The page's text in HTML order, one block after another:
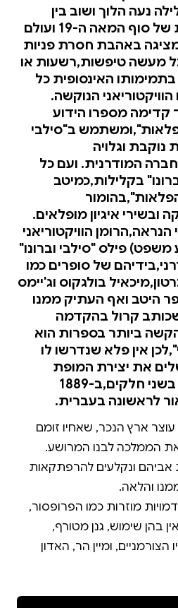
נעה הלוך ושוב בין
אנגליה הוויקטוריאנית של סוף המאה ה-19 ועולם
באהבת חסרת פניות
מעשה טיפשות,רשעות או
בתמימותו האינסופית כל
הנוקשה.
קדימה מספרו הידוע
ב"סילבי
נוקבת וגלויה
המודרנית. ועם כל
בקלילות,כמיטב
איגיון מופלאים.
הנראה,הרומן הוויקטוריאני
פילס "סילבי וברונו"
של סופרים כמו
בולגקוס וג'יימס
היטב ואף העתיק ממנו
שכותב קרול בהקדמה
ביותר בספרות הוא
אין פלא שנדרשו לו
את יצירת המופת
הזו,שפורסמה במקור בשני חלקים,ב-1889
עוצר ארץ הנכר, שאחיו זומם
את הממלכה לבנו המרושע.
אביהם ונקלעים להרפתקאות
מוזרות כמו הפרופסור,
בהן שימוש, גנן מטורף,
ומיין הר, האדון